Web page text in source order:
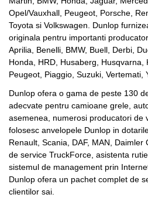
Opel/Vauxhall, Peugeot, Porsche,
Toyota si Volkswagen. Dunlop
originala pentru importanti
Aprilia, Benelli, BMW, Buell, Derbi,
Honda, HRD, Husaberg, Husqvarna,
Peugeot, Piaggio, Suzuki, Vertemati,
Dunlop ofera o gama de peste 130
adecvate pentru camioane grele,
asemenea, numerosi producatori de
folosesc anvelopele Dunlop in
Renault, Scania, DAF, MAN,
de service TruckForce, asistenta
sistemul de management prin
Dunlop ofera un pachet complet de
clientilor sai.